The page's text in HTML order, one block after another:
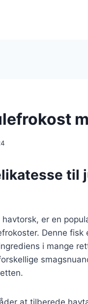
til
havtorsk, er en
Denne
i mange
at tilberede